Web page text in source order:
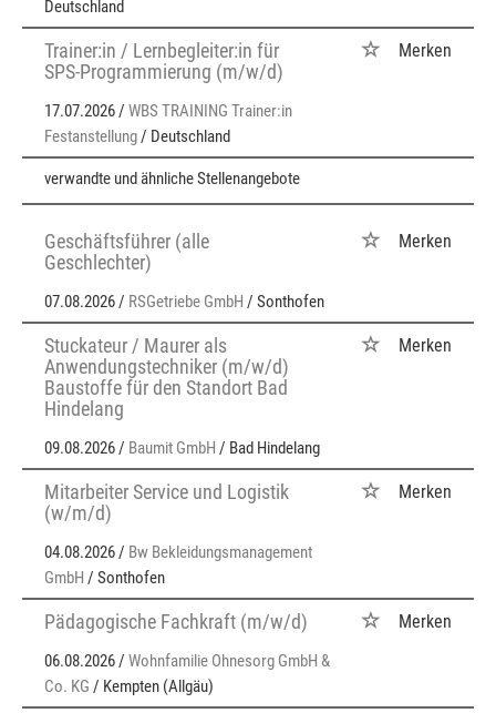
Deutschland
Trainer:in / Lernbegleiter:in für
SPS-Programmierung (m/w/d)
17.07.2026 / WBS TRAINING Trainer:in
Festanstellung/ Deutschland
Merken
verwandte und ähnliche Stellenangebote
Geschäftsführer (alle
Geschlechter)
07.08.2026 / RSGetriebe GmbH / Sonthofen
Merken
Stuckateur / Maurer als
Anwendungstechniker (m/w/d)
Baustoffe für den Standort Bad
Hindelang
09.08.2026 / Baumit GmbH / Bad Hindelang
Merken
Mitarbeiter Service und Logistik
(w/m/d)
04.08.2026 / Bw Bekleidungsmanagement
GmbH / Sonthofen
Merken
Pädagogische Fachkraft (m/w/d)
06.08.2026 / Wohnfamilie Ohnesorg GmbH &
Co. KG / Kempten (Allgäu)
Merken